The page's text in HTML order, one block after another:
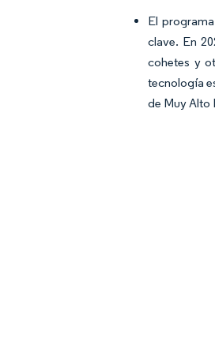
El
clave. En
cohetes y
tecnología
de Muy Alto